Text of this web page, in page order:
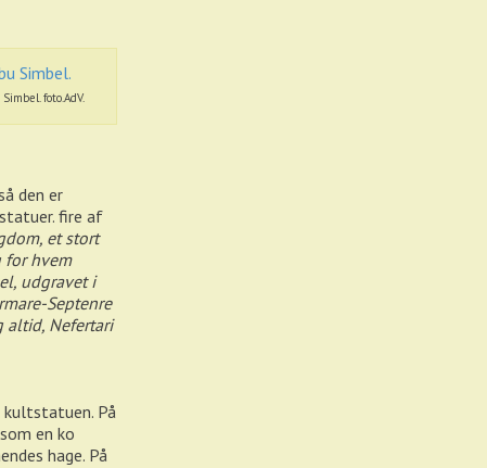
foto.AdV.
den er
fire af
et stort
for hvem
udgravet i
Septenre
altid, Nefertari
På
en ko
hage. På